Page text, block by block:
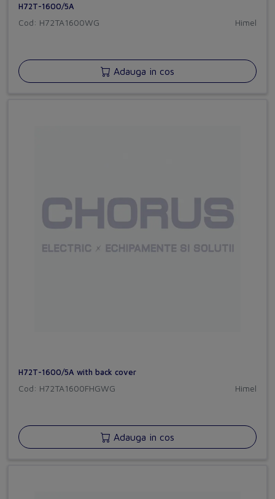
H72T-1600/5A
Cod: H72TA1600WG Himel
Adauga in cos
H72T-1600/5A with back cover
Cod: H72TA1600FHGWG Himel
Adauga in cos